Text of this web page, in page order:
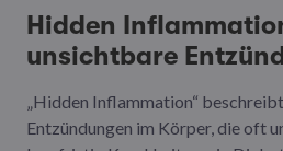
Hidden
unsichtbare
„Hidden Inflammation“
Entzündungen im Körper, die oft